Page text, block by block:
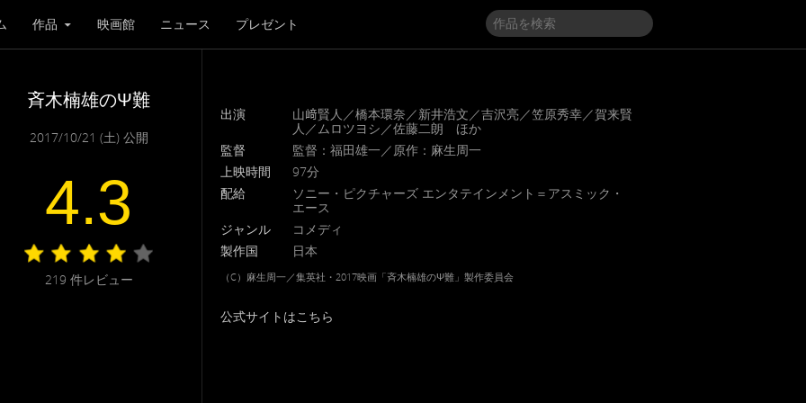
作品 映画館 ニュース プレゼント
斉木楠雄のΨ難
2017/10/21 (土) 公開
4.3
219 件レビュー
出演
山﨑賢人／橋本環奈／新井浩文／吉沢亮／笠原秀幸／賀来賢
人／ムロツヨシ／佐藤二朗 ほか
監督
監督：福田雄一／原作：麻生周一
上映時間
97分
配給
ソニー・ピクチャーズ エンタテインメント＝アスミック・
エース
ジャンル
コメディ
製作国
日本
（C）麻生周一／集英社・2017映画「斉木楠雄のΨ難」製作委員会
公式サイトはこちら